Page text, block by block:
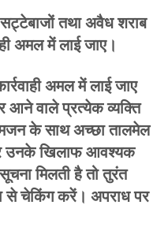
तथा अवैध शराब
अमल में लाई जाए।
अमल में लाई जाए
आने वाले प्रत्येक व्यक्ति
के साथ अच्छा तालमेल
उनके खिलाफ आवश्यक
मिलती है तो तुरंत
से चेकिंग करें। अपराध पर